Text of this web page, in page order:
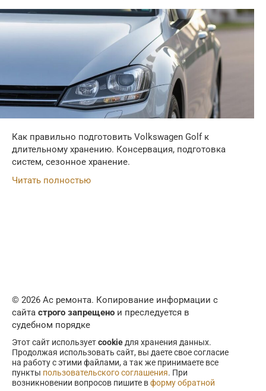
Как правильно подготовить Volkswagen Golf к
длительному хранению. Консервация, подготовка
систем, сезонное хранение.
Читать полностью
© 2026 Ас ремонта. Копирование информации с
сайта строго запрещено и преследуется в
судебном порядке
Этот сайт используетcookie для хранения данных.
Продолжая использовать сайт, вы даете свое согласие
на работу с этими файлами, а так же принимаете все
пункты пользовательского соглашения. При
возникновении вопросов пишите вформу обратной